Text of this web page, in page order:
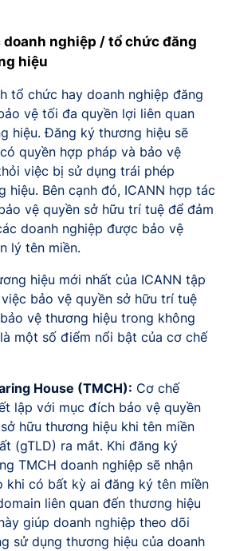
doanh nghiệp / tổ chức đăng
hiệu
tổ chức hay doanh nghiệp đăng
vệ tối đa quyền lợi liên quan
hiệu. Đăng ký thương hiệu sẽ
quyền hợp pháp và bảo vệ
việc bị sử dụng trái phép
hiệu. Bên cạnh đó, ICANN hợp tác
vệ quyền sở hữu trí tuệ để đảm
doanh nghiệp được bảo vệ
lý tên miền.
hiệu mới nhất của ICANN tập
bảo vệ quyền sở hữu trí tuệ
vệ thương hiệu trong không
một số điểm nổi bật của cơ chế
House (TMCH): Cơ chế
lập với mục đích bảo vệ quyền
hữu thương hiệu khi tên miền
(gTLD) ra mắt. Khi đăng ký
TMCH doanh nghiệp sẽ nhận
khi có bất kỳ ai đăng ký tên miền
liên quan đến thương hiệu
giúp doanh nghiệp theo dõi
sử dụng thương hiệu của doanh